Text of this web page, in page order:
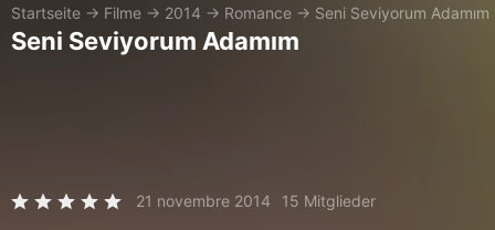
Startseite → Filme → 2014 → Romance → Seni Seviyorum Adamım
Seni Seviyorum Adamım
21 novembre 2014 15 Mitglieder